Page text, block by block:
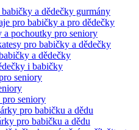
a dědečky gurmány
pro babičky a pro dědečky
a pochoutky pro seniory
pro babičky a dědečky
a dědečky
i babičky
seniory
seniory
pro babičku a dědu
pro babičku a dědu